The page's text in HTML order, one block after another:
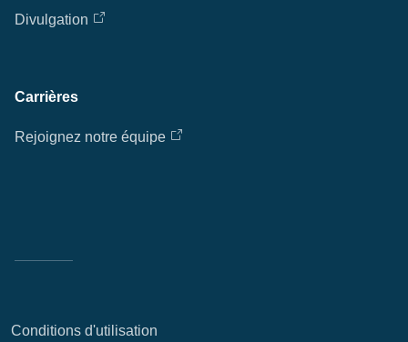
Divulgation
Carrières
Rejoignez notre équipe
Conditions d'utilisation